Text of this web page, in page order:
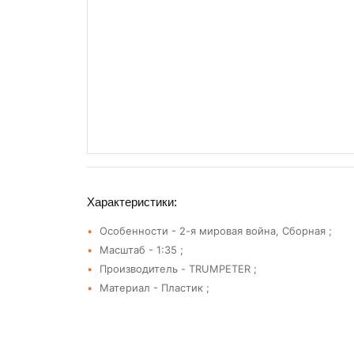
Характеристики:
Особенности - 2-я мировая война, Сборная ;
Масштаб - 1:35 ;
Производитель - TRUMPETER ;
Материал - Пластик ;